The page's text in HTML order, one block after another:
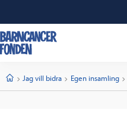
StartJag vill bidra Egen insamling